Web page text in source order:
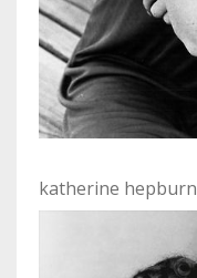
katherine hepburn